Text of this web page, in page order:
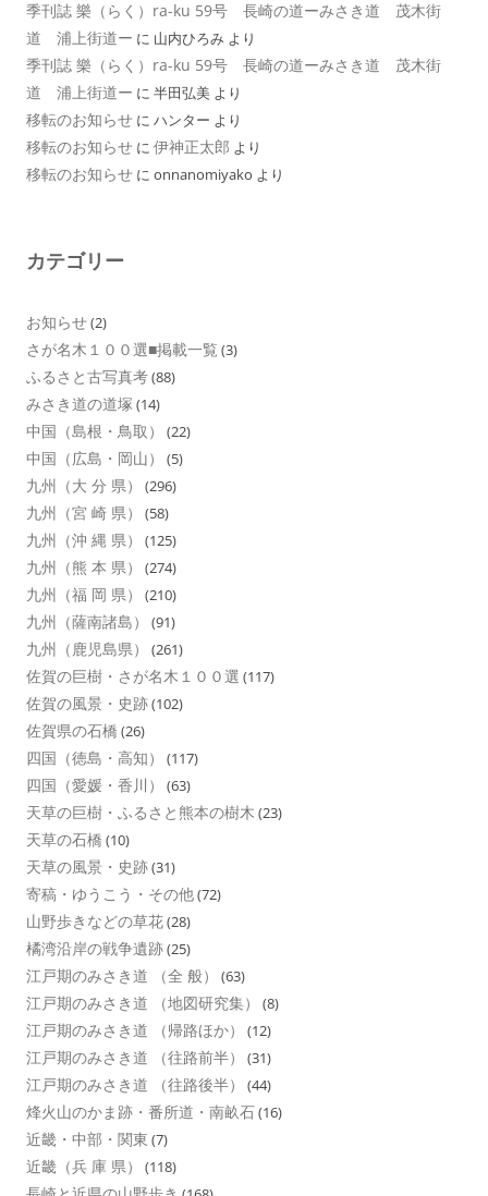
季刊誌 樂（らく）ra-ku 59号 長崎の道ーみさき道 茂木街
道 浦上街道ー に 山内ひろみ より
季刊誌 樂（らく）ra-ku 59号 長崎の道ーみさき道 茂木街
道 浦上街道ー に 半田弘美 より
移転のお知らせ に ハンター より
移転のお知らせ に 伊神正太郎 より
移転のお知らせ に onnanomiyako より
カテゴリー
お知らせ(2)
さが名木１００選■掲載一覧 (3)
ふるさと古写真考(88)
みさき道の道塚 (14)
中国（島根・鳥取） (22)
中国（広島・岡山） (5)
九州（大 分 県） (296)
九州（宮 崎 県） (58)
九州（沖 縄 県） (125)
九州（熊 本 県） (274)
九州（福 岡 県） (210)
九州（薩南諸島） (91)
九州（鹿児島県） (261)
佐賀の巨樹・さが名木１００選 (117)
佐賀の風景・史跡(102)
佐賀県の石橋 (26)
四国（徳島・高知） (117)
四国（愛媛・香川） (63)
天草の巨樹・ふるさと熊本の樹木 (23)
天草の石橋 (10)
天草の風景・史跡(31)
寄稿・ゆうこう・その他(72)
山野歩きなどの草花(28)
橘湾沿岸の戦争遺跡(25)
江戸期のみさき道 （全 般） (63)
江戸期のみさき道 （地図研究集） (8)
江戸期のみさき道 （帰路ほか） (12)
江戸期のみさき道 （往路前半） (31)
江戸期のみさき道 （往路後半） (44)
烽火山のかま跡・番所道・南畝石(16)
近畿・中部・関東 (7)
近畿（兵 庫 県） (118)